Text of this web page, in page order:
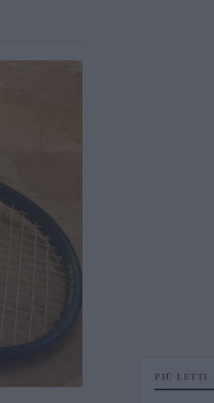
PIÙ LETTI